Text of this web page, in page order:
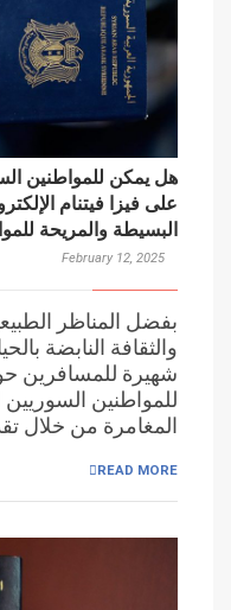
هل يمكن للمواطنين
البسيطة والمريحة
February 12, 2025
بفضل المناظر
والثقافة النابضة
شهيرة للمسافرين
للمواطنين
المغامرة من خلال
READ MORE